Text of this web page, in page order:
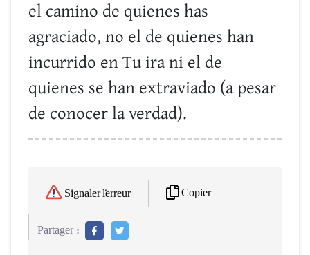
el camino de quienes has
agraciado, no el de quienes han
incurrido en Tu ira ni el de
quienes se han extraviado (a pesar
de conocer la verdad).
Signaler l'erreur Copier
Partager :